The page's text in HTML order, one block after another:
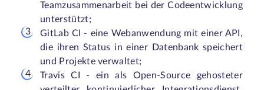
Teamzusammenarbeit bei der Codeentwicklung
unterstützt;
GitLab CI - eine Webanwendung mit einer API,
die ihren Status in einer Datenbank speichert
und Projekte verwaltet;
Travis CI - ein als Open-Source gehosteter